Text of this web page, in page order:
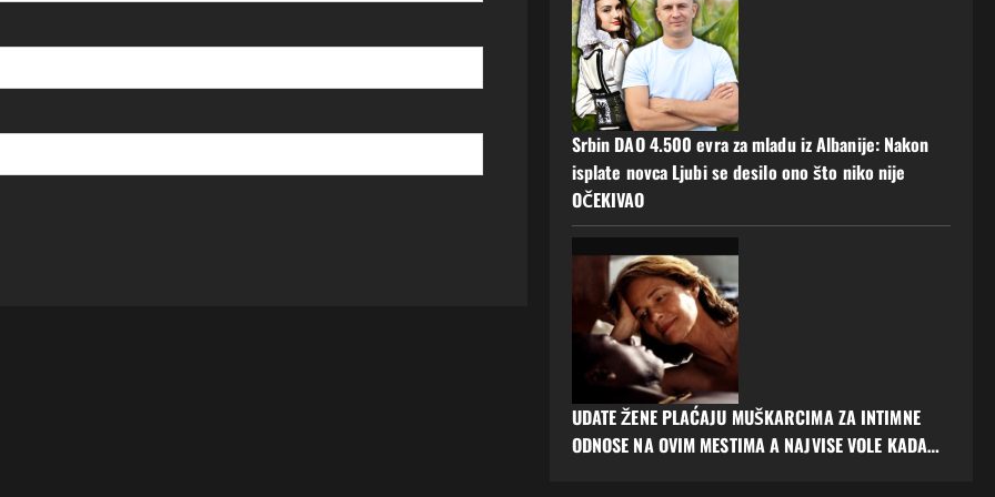
Srbin DAO 4.500 evra za mladu iz Albanije: Nakon
isplate novca Ljubi se desilo ono što niko nije
OČEKIVAO
UDATE ŽENE PLAĆAJU MUŠKARCIMA ZA INTIMNE
ODNOSE NA OVIM MESTIMA A NAJVISE VOLE KADA…